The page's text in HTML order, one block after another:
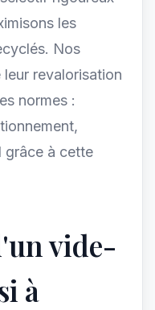
les
Nos
revalorisation
normes :
grâce à cette
vide-
à